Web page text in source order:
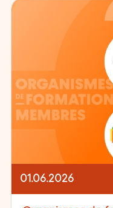
01.06.2026